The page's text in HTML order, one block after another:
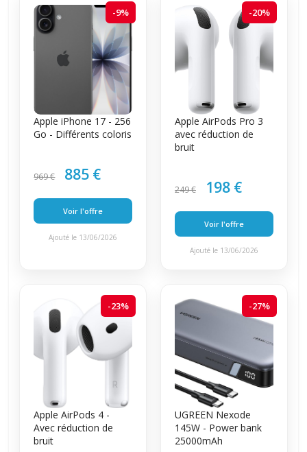
-9%
Apple iPhone 17 - 256
Go - Différents coloris
969 € 885 €
Voir l'offre
Ajouté le 13/06/2026
-20%
Apple AirPods Pro 3
avec réduction de
bruit
249 € 198 €
Voir l'offre
Ajouté le 13/06/2026
-23%
Apple AirPods 4 -
Avec réduction de
bruit
-27%
UGREEN Nexode
145W - Power bank
25000mAh